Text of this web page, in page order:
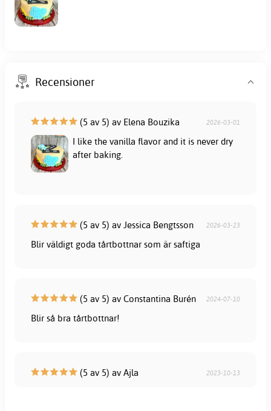
Recensioner
(5 av 5) av Elena Bouzika 2026-03-01
I like the vanilla flavor and it is never dry
after baking.
(5 av 5) av Jessica Bengtsson 2026-03-23
Blir väldigt goda tårtbottnar som är saftiga
(5 av 5) av Constantina Burén 2024-07-10
Blir så bra tårtbottnar!
(5 av 5) av Ajla 2023-10-13